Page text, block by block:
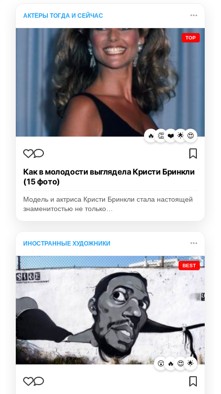
АКТЁРЫ ТОГДА И СЕЙЧАС
TOP
🔥 👏 ❤️ 🌟 😍
Как в молодости выглядела Кристи Бринкли
(15 фото)
Модель и актриса Кристи Бринкли стала настоящей
знаменитостью не только…
ИНОСТРАННЫЕ ХУДОЖНИКИ
BEST
😮 🔥 😍 🌟